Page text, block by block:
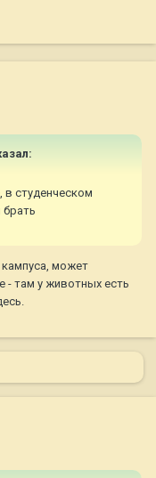
в студенческом
брать
кампуса, может
там у животных есть